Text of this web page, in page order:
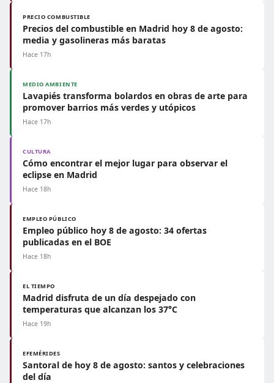
PRECIO COMBUSTIBLE
Precios del combustible en Madrid hoy 8 de agosto:
media y gasolineras más baratas
Hace 17h
MEDIO AMBIENTE
Lavapiés transforma bolardos en obras de arte para
promover barrios más verdes y utópicos
Hace 17h
CULTURA
Cómo encontrar el mejor lugar para observar el
eclipse en Madrid
Hace 18h
EMPLEO PÚBLICO
Empleo público hoy 8 de agosto: 34 ofertas
publicadas en el BOE
Hace 18h
EL TIEMPO
Madrid disfruta de un día despejado con
temperaturas que alcanzan los 37°C
Hace 19h
EFEMÉRIDES
Santoral de hoy 8 de agosto: santos y celebraciones
del día